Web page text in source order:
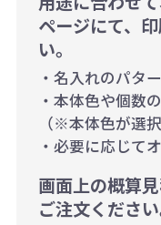
ページにて、
い。
・名入れのパタ
・本体色や個数
（※本体色が選
・必要に応じて
画面上の概算
ご注文ください